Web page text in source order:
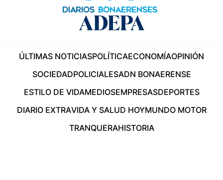
ÚLTIMAS NOTICIASPOLÍTICAECONOMÍAOPINIÓN
SOCIEDADPOLICIALESADN BONAERENSE
ESTILO DE VIDAMEDIOSEMPRESASDEPORTES
DIARIO EXTRAVIDA Y SALUD HOYMUNDO MOTOR
TRANQUERAHISTORIA